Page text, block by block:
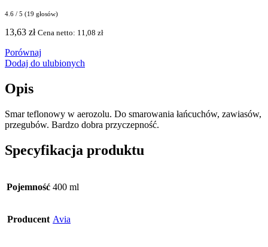
4.6 / 5 (19 głosów)
13,63 zł Cena netto: 11,08 zł
Porównaj
Dodaj do ulubionych
Opis
Smar teflonowy w aerozolu. Do smarowania łańcuchów, zawiasów,
przegubów. Bardzo dobra przyczepność.
Specyfikacja produktu
Pojemność 400 ml
Producent Avia